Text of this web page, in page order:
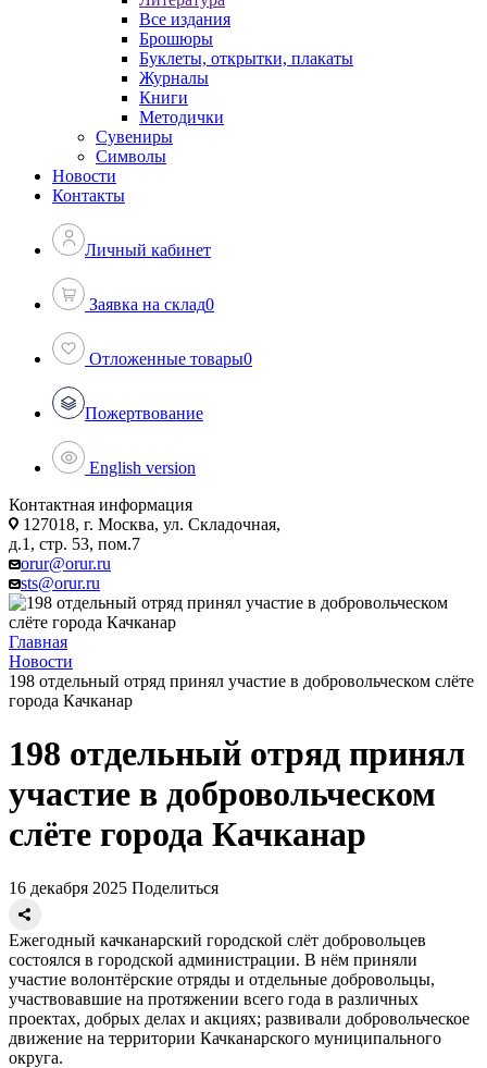
Все издания
Брошюры
Буклеты, открытки, плакаты
Журналы
Книги
Методички
Сувениры
Символы
Новости
Контакты
Личный кабинет
Заявка на склад0
Отложенные товары0
Пожертвование
English version
Контактная информация
127018, г. Москва, ул. Складочная,
д.1, стр. 53, пом.7
orur@orur.ru
sts@orur.ru
Главная
Новости
198 отдельный отряд принял участие в добровольческом слёте
города Качканар
198 отдельный отряд принял
участие в добровольческом
слёте города Качканар
16 декабря 2025 Поделиться
Ежегодный качканарский городской слёт добровольцев
состоялся в городской администрации. В нём приняли
участие волонтёрские отряды и отдельные добровольцы,
участвовавшие на протяжении всего года в различных
проектах, добрых делах и акциях; развивали добровольческое
движение на территории Качканарского муниципального
округа.